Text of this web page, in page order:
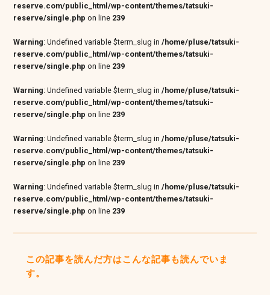
reserve.com/public_html/wp-content/themes/tatsuki-
reserve/single.php on line 239
Warning: Undefined variable $term_slug in/home/pluse/tatsuki-
reserve.com/public_html/wp-content/themes/tatsuki-
reserve/single.php on line 239
Warning: Undefined variable $term_slug in/home/pluse/tatsuki-
reserve.com/public_html/wp-content/themes/tatsuki-
reserve/single.php on line 239
Warning: Undefined variable $term_slug in/home/pluse/tatsuki-
reserve.com/public_html/wp-content/themes/tatsuki-
reserve/single.php on line 239
Warning: Undefined variable $term_slug in/home/pluse/tatsuki-
reserve.com/public_html/wp-content/themes/tatsuki-
reserve/single.php on line 239
この記事を読んだ方はこんな記事も読んでいま
す。